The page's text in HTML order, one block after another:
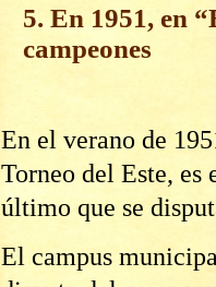
5. En 1951, en
campeones
En el verano de
Torneo del Este, es
último que se
El campus